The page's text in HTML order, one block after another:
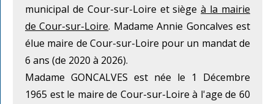
municipal de Cour-sur-Loire et siègeà la mairie
de Cour-sur-Loire. Madame Annie Goncalves est
élue maire de Cour-sur-Loire pour un mandat de
6 ans (de 2020 à 2026).
Madame GONCALVES est née le 1 Décembre
1965 est le maire de Cour-sur-Loire à l'age de 60